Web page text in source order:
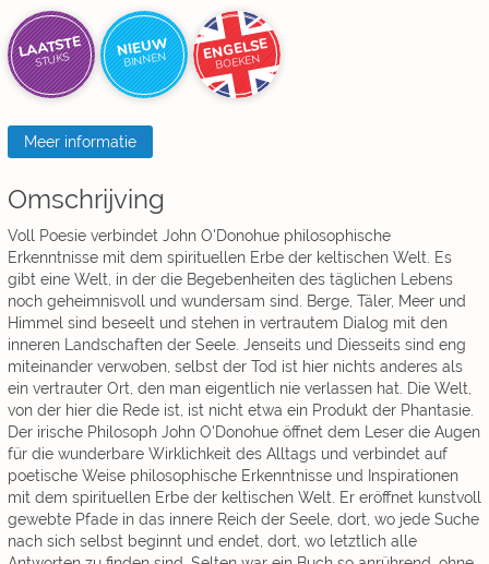
LAATSTE
STUKS NIEUW
BINNEN ENGELSE
BOEKEN
Meer informatie
Omschrijving
Voll Poesie verbindet John O'Donohue philosophische
Erkenntnisse mit dem spirituellen Erbe der keltischen Welt. Es
gibt eine Welt, in der die Begebenheiten des täglichen Lebens
noch geheimnisvoll und wundersam sind. Berge, Täler, Meer und
Himmel sind beseelt und stehen in vertrautem Dialog mit den
inneren Landschaften der Seele. Jenseits und Diesseits sind eng
miteinander verwoben, selbst der Tod ist hier nichts anderes als
ein vertrauter Ort, den man eigentlich nie verlassen hat. Die Welt,
von der hier die Rede ist, ist nicht etwa ein Produkt der Phantasie.
Der irische Philosoph John O'Donohue öffnet dem Leser die Augen
für die wunderbare Wirklichkeit des Alltags und verbindet auf
poetische Weise philosophische Erkenntnisse und Inspirationen
mit dem spirituellen Erbe der keltischen Welt. Er eröffnet kunstvoll
gewebte Pfade in das innere Reich der Seele, dort, wo jede Suche
nach sich selbst beginnt und endet, dort, wo letztlich alle